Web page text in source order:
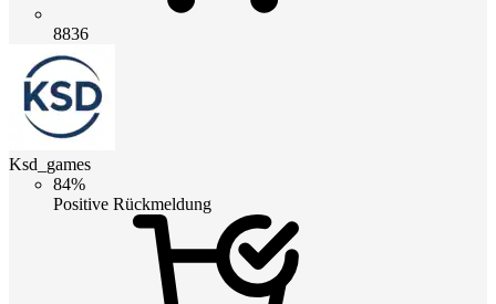
8836
Ksd_games
84%
Positive Rückmeldung